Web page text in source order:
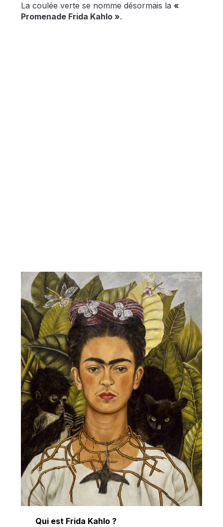
La coulée verte se nomme désormais la «
Promenade Frida Kahlo ».
Qui est Frida Kahlo ?